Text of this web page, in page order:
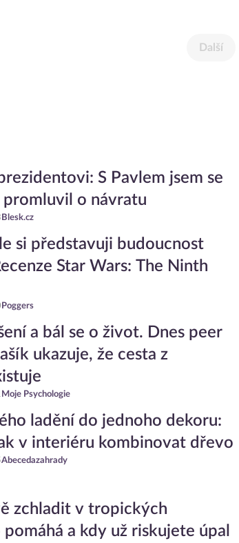
Další
S Pavlem jsem se
promluvil o návratu
Blesk.cz
si představuji budoucnost
Star Wars: The Ninth
Poggers
a bál se o život. Dnes peer
ukazuje, že cesta z
Moje Psychologie
ladění do jednoho dekoru:
v interiéru kombinovat dřevo
Abecedazahrady
zchladit v tropických
a kdy už riskujete úpal